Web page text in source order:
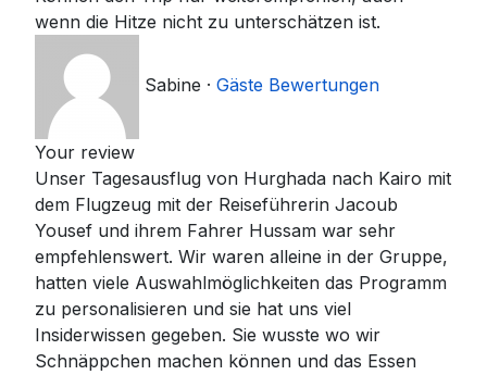
wenn die Hitze nicht zu unterschätzen ist.
Sabine · Gäste Bewertungen
Your review
Unser Tagesausflug von Hurghada nach Kairo mit
dem Flugzeug mit der Reiseführerin Jacoub
Yousef und ihrem Fahrer Hussam war sehr
empfehlenswert. Wir waren alleine in der Gruppe,
hatten viele Auswahlmöglichkeiten das Programm
zu personalisieren und sie hat uns viel
Insiderwissen gegeben. Sie wusste wo wir
Schnäppchen machen können und das Essen